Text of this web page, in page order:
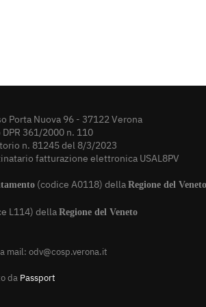
Porta Nuova 96 - 37122 Verona
361/2000 n. 110
n. 81245 del 8/3/2023
fatturazione elettronica USAL8PV
(codice A0118) della Regione del Veneto
L114) dellaRegione del Veneto
mail:odv@cosp.verona.it
da Passport